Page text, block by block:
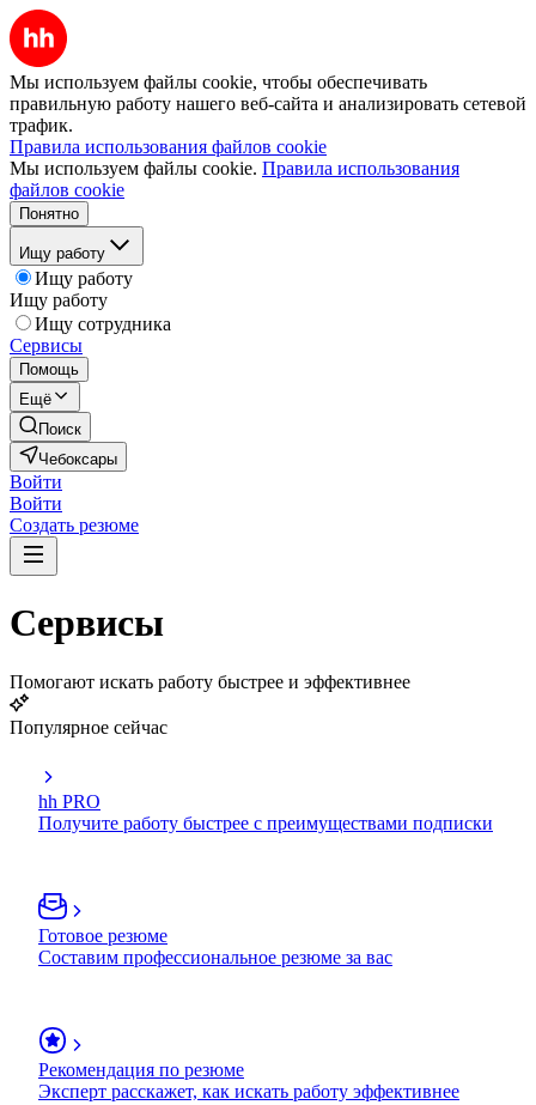
Мы используем файлы cookie, чтобы обеспечивать
правильную работу нашего веб-сайта и анализировать сетевой
трафик.
Правила использования файлов cookie
Мы используем файлы cookie. Правила использования
файлов cookie
Понятно
Ищу работу
Ищу работу
Ищу работу
Ищу сотрудника
Сервисы
Помощь
Ещё
Поиск
Чебоксары
Войти
Войти
Создать резюме
Сервисы
Помогают искать работу быстрее и эффективнее
Популярное сейчас
hh PRO
Получите работу быстрее с преимуществами подписки
Готовое резюме
Составим профессиональное резюме за вас
Рекомендация по резюме
Эксперт расскажет, как искать работу эффективнее